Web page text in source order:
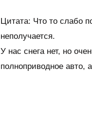
Цитата: Что то слабо
неполучается.
У нас снега нет, но
полноприводное авто,